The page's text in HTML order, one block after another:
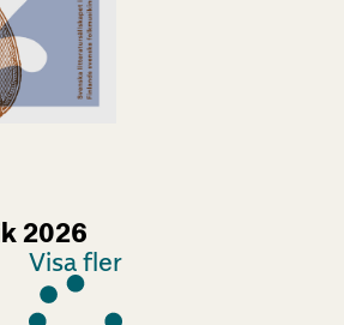
2026
Visa fler